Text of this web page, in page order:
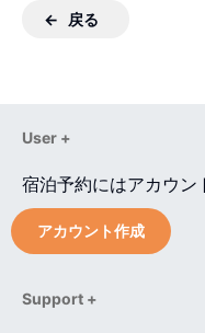
戻る
Support +
User +
宿泊予約にはアカウン
アカウント作成